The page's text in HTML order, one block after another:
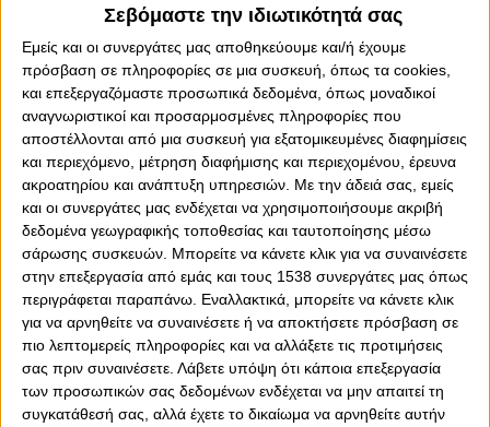
Σεβόμαστε την ιδιωτικότητά σας
Εμείς και οι συνεργάτες μας αποθηκεύουμε και/ή έχουμε
πρόσβαση σε πληροφορίες σε μια συσκευή, όπως τα cookies,
και επεξεργαζόμαστε προσωπικά δεδομένα, όπως μοναδικοί
αναγνωριστικοί και προσαρμοσμένες πληροφορίες που
αποστέλλονται από μια συσκευή για εξατομικευμένες διαφημίσεις
και περιεχόμενο, μέτρηση διαφήμισης και περιεχομένου, έρευνα
ακροατηρίου και ανάπτυξη υπηρεσιών. Με την άδειά σας, εμείς
και οι συνεργάτες μας ενδέχεται να χρησιμοποιήσουμε ακριβή
δεδομένα γεωγραφικής τοποθεσίας και ταυτοποίησης μέσω
σάρωσης συσκευών. Μπορείτε να κάνετε κλικ για να συναινέσετε
στην επεξεργασία από εμάς και τους 1538 συνεργάτες μας όπως
περιγράφεται παραπάνω. Εναλλακτικά, μπορείτε να κάνετε κλικ
για να αρνηθείτε να συναινέσετε ή να αποκτήσετε πρόσβαση σε
πιο λεπτομερείς πληροφορίες και να αλλάξετε τις προτιμήσεις
σας πριν συναινέσετε. Λάβετε υπόψη ότι κάποια επεξεργασία
των προσωπικών σας δεδομένων ενδέχεται να μην απαιτεί τη
συγκατάθεσή σας, αλλά έχετε το δικαίωμα να αρνηθείτε αυτήν
Παρασκευή, 24 Ιουνίου 2016 - 11:00
Σκληρή δουλειά στην Αυστρία
(video)
Το πρόγραμμα των πρώτων ημερών είναι ιδιαίτερα έντονο για
τους "ερυθρόλευκους".